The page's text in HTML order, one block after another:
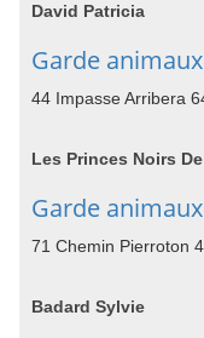
David Patricia
Garde
44 Impasse Arribera
Les Princes Noirs
Garde
71 Chemin Pierroton
Badard Sylvie